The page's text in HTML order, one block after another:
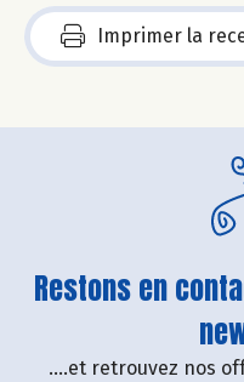
Imprimer la
Restons en
....et retrouvez nos